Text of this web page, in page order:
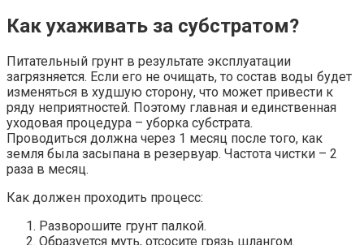
Как ухаживать за субстратом?
Питательный грунт в результате эксплуатации
загрязняется. Если его не очищать, то состав воды будет
изменяться в худшую сторону, что может привести к
ряду неприятностей. Поэтому главная и единственная
уходовая процедура – уборка субстрата.
Проводиться должна через 1 месяц после того, как
земля была засыпана в резервуар. Частота чистки – 2
раза в месяц.
Как должен проходить процесс:
Разворошите грунт палкой.
Образуется муть, отсосите грязь шлангом.